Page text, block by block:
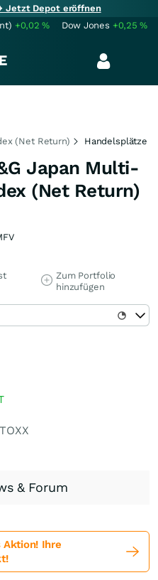
Jetzt Depot eröffnen
+0,02% Dow Jones +0,25%
(Net Return)
Handelsplätze
Japan Multi-
(Net Return)
Zum Portfolio
hinzufügen
& Forum
Aktion! Ihre